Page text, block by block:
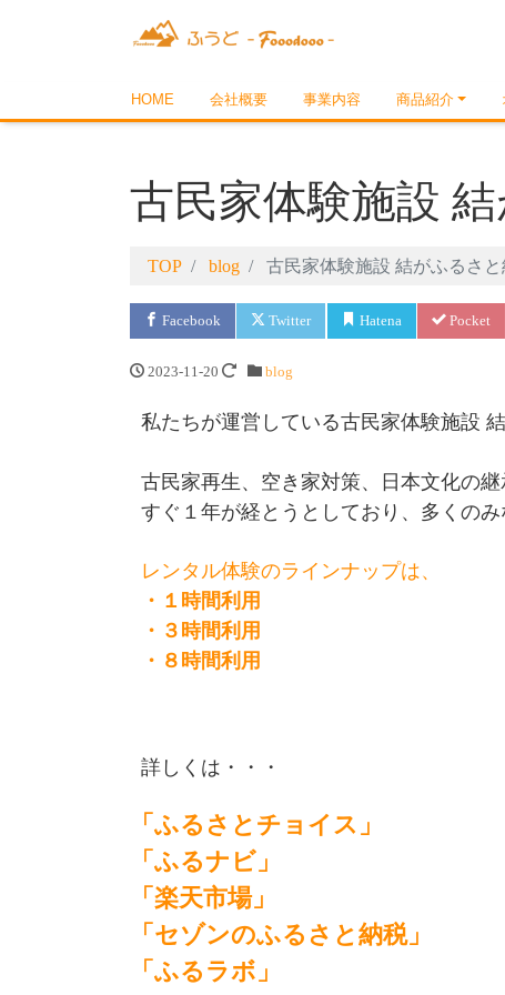
HOME 会社概要 事業内容 商品紹介
古民家体験施設
TOP blog 古民家体験施設 結がふるさと
Facebook Twitter Hatena Pocket
2023-11-20 blog
私たちが運営している古民家体験施設
古民家再生、空き家対策、日本文化の
すぐ１年が経とうとしており、多くの
レンタル体験のラインナップは、
・１時間利用
・３時間利用
・８時間利用
詳しくは・・・
「ふるさとチョイス」
「ふるナビ」
「楽天市場」
「セゾンのふるさと納税」
「ふるラボ」